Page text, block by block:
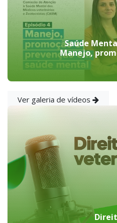
Saúde
Manejo,
Ver galeria de vídeos